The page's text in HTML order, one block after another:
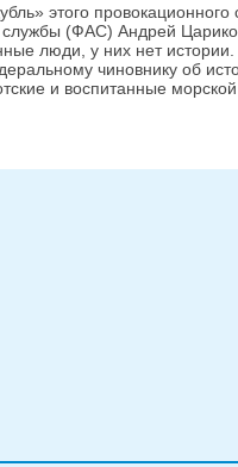
этого
(ФАС) Андрей
люди, у них нет истории.
чиновнику об
и воспитанные